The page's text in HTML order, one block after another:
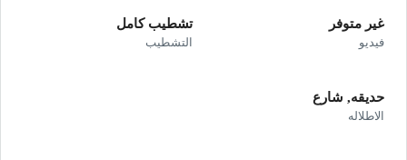
غير متوفر
فيديو
تشطيب كامل
التشطيب
حديقه, شارع
الاطلاله